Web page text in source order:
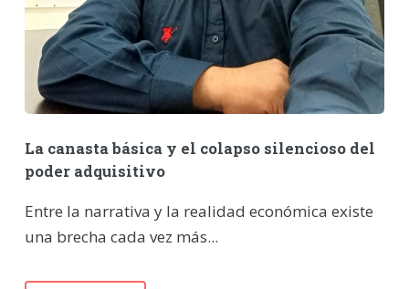
La canasta básica y el colapso silencioso del
poder adquisitivo
Entre la narrativa y la realidad económica existe
una brecha cada vez más...